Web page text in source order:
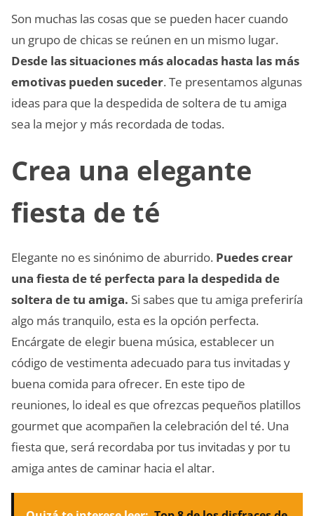
Son muchas las cosas que se pueden hacer cuando
un grupo de chicas se reúnen en un mismo lugar.
Desde las situaciones más alocadas hasta las más
emotivas pueden suceder. Te presentamos algunas
ideas para que la despedida de soltera de tu amiga
sea la mejor y más recordada de todas.
Crea una elegante
fiesta de té
Elegante no es sinónimo de aburrido. Puedes crear
una fiesta de té perfecta para la despedida de
soltera de tu amiga. Si sabes que tu amiga preferiría
algo más tranquilo, esta es la opción perfecta.
Encárgate de elegir buena música, establecer un
código de vestimenta adecuado para tus invitadas y
buena comida para ofrecer. En este tipo de
reuniones, lo ideal es que ofrezcas pequeños platillos
gourmet que acompañen la celebración del té. Una
fiesta que, será recordaba por tus invitadas y por tu
amiga antes de caminar hacia el altar.